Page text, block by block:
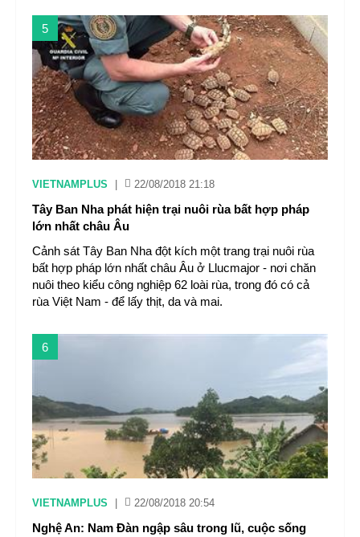
5
VIETNAMPLUS 22/08/2018 21:18
Tây Ban Nha phát hiện trại nuôi rùa bất hợp pháp
lớn nhất châu Âu
Cảnh sát Tây Ban Nha đột kích một trang trại nuôi rùa
bất hợp pháp lớn nhất châu Âu ở Llucmajor - nơi chăn
nuôi theo kiểu công nghiệp 62 loài rùa, trong đó có cả
rùa Việt Nam - để lấy thịt, da và mai.
6
VIETNAMPLUS 22/08/2018 20:54
Nghệ An: Nam Đàn ngập sâu trong lũ, cuộc sống